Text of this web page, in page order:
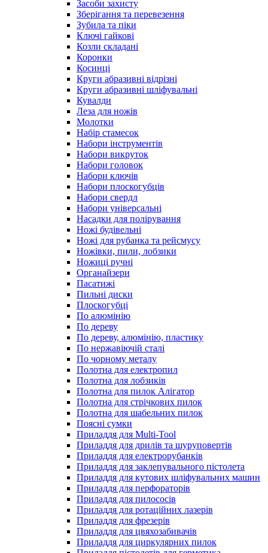
Засоби захисту
Зберігання та перевезення
Зубила та піки
Ключі гайкові
Козли складані
Коронки
Косинці
Круги абразивні відрізні
Круги абразивні шліфувальні
Кувалди
Леза для ножів
Молотки
Набір стамесок
Набори інструментів
Набори викруток
Набори головок
Набори ключів
Набори плоскогубців
Набори свердл
Набори універсальні
Насадки для полірування
Ножі будівельні
Ножі для рубанка та рейсмусу
Ножівки, пили, лобзики
Ножиці ручні
Органайзери
Пасатижі
Пильні диски
Плоскогубці
По алюмінію
По дереву
По дереву, алюмінію, пластику
По нержавіючій сталі
По чорному металу
Полотна для електропил
Полотна для лобзиків
Полотна для пилок Алігатор
Полотна для стрічкових пилок
Полотна для шабельних пилок
Поясні сумки
Приладдя для Multi-Tool
Приладдя для дрилів та шуруповертів
Приладдя для електрорубанків
Приладдя для заклепувального пістолета
Приладдя для кутових шліфувальних машин
Приладдя для перфораторів
Приладдя для пилососів
Приладдя для ротаційних лазерів
Приладдя для фрезерів
Приладдя для цвяхозабивачів
Приладдя для циркулярних пилок